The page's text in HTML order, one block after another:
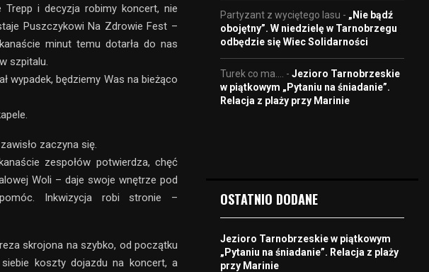
i decyzja robimy koncert, nie
Puszczykowi Na Zdrowie Fest –
minut temu dotarła do nas
szpitalu.
wypadek, będziemy Was na bieżąco
zaczyna się.
zespołów potwierdza, chęć
Woli – daje swoje wnętrze pod
Inkwizycja robi stronie –
skrojona na szybko, od początku
koszty dojazdu na koncert, a
Partyzant z wyciętego lasu - „Nie bądź
obojętny”. W niedzielę w Tarnobrzegu
odbędzie się Wiec Solidarności
Turek co ma.... - Jezioro Tarnobrzeskie
w piątkowym „Pytaniu na śniadanie”.
Relacja z plaży przy Marinie
OSTATNIO DODANE
Jezioro Tarnobrzeskie w piątkowym
„Pytaniu na śniadanie”. Relacja z plaży
przy Marinie